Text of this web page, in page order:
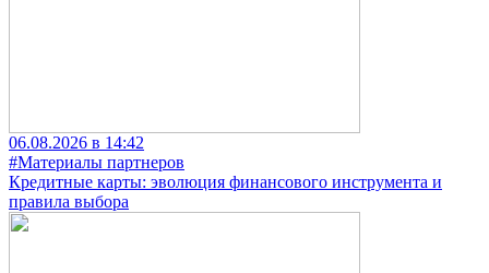
06.08.2026 в 14:42
#Материалы партнеров
Кредитные карты: эволюция финансового инструмента и
правила выбора